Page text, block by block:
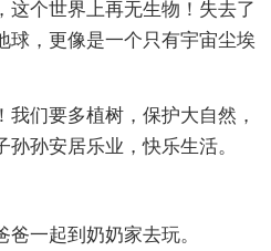
这个世界上再无生物！失去了
球，更像是一个只有宇宙尘埃
我们要多植树，保护大自然，
孙安居乐业，快乐生活。
一起到奶奶家去玩。